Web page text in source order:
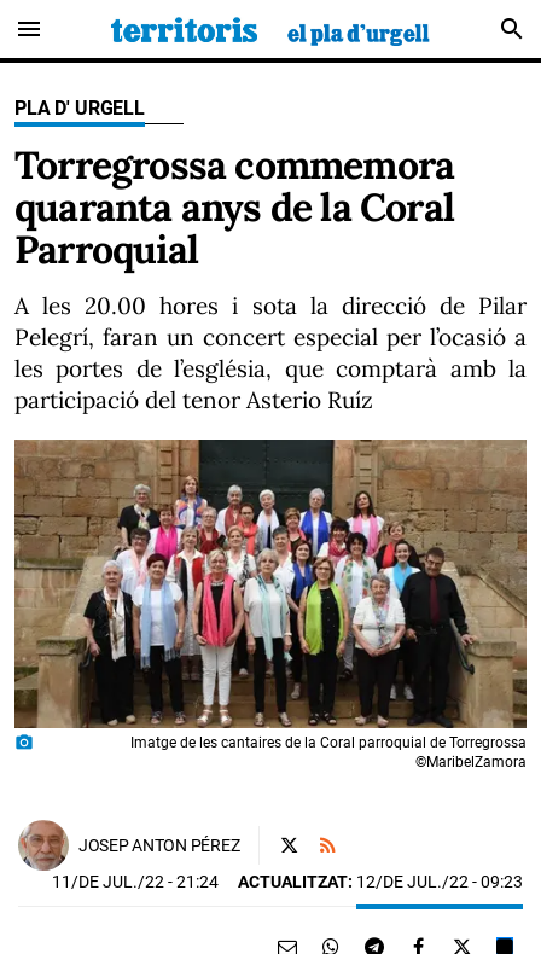
menu search
PLA D' URGELL
Torregrossa commemora
quaranta anys de la Coral
Parroquial
A les 20.00 hores i sota la direcció de Pilar
Pelegrí, faran un concert especial per l’ocasió a
les portes de l’església, que comptarà amb la
participació del tenor Asterio Ruíz
photo_camera
Imatge de les cantaires de la Coral parroquial de Torregrossa
©MaribelZamora
JOSEP ANTON PÉREZ
11/DE JUL./22 - 21:24 ACTUALITZAT: 12/DE JUL./22 - 09:23